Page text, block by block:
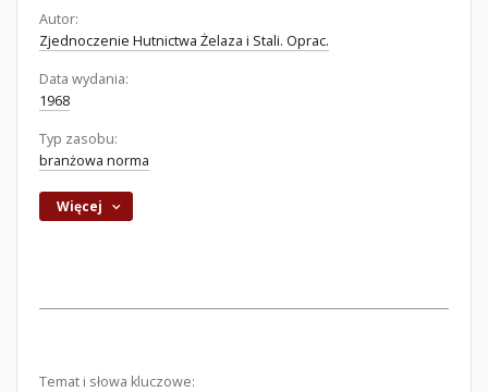
Autor:
Zjednoczenie Hutnictwa Żelaza i Stali. Oprac.
Data wydania:
1968
Typ zasobu:
branżowa norma
Więcej
Temat i słowa kluczowe: